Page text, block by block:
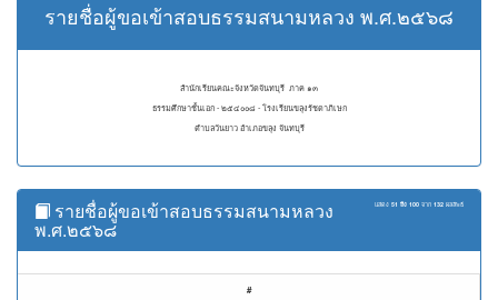
รายชื่อผู้ขอเข้าสอบธรรมสนามหลวง พ.ศ.๒๕๖๘
สำนักเรียนคณะจังหวัดจันทบุรี ภาค ๑๓
ธรรมศึกษาชั้นเอก - ๒๕๔๐๐๘ - โรงเรียนขลุงรัชดาภิเษก
ตำบลวันยาว อำเภอขลุง จันทบุรี
แสดง 51 ถึง 100 จาก 132 ผลลัพธ์
รายชื่อผู้ขอเข้าสอบธรรมสนามหลวง
พ.ศ.๒๕๖๘
#